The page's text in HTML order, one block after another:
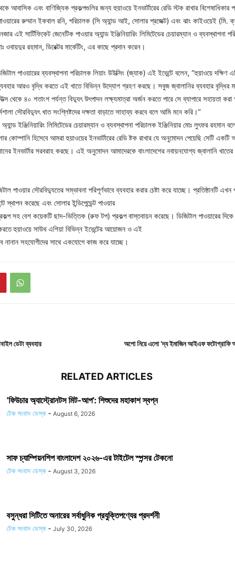
আবাসিক এবং বাণিজ্যিক প্রকল্পগুলির জন্য হুয়াওয়ে ইনভার্টারের রেডি স্টক রাখার বিশেষাধিকার
রুম্মান ইকবাল রনি, পরিচালক (সি অ্যান্ড আই, সোলার প্রজেক্ট) এবং ঝাং কাইওয়েই (মি.
এই সার্টিফিকেট জেনেটিক পাওয়ার অ্যান্ড ইঞ্জিনিয়ারিং লিমিটেডের চেয়ারম্যান ও ব্যবস্থাপনা
রহমান, ডিরেক্টর মার্কেটিং, এর কাছে প্রদান করেন।
পাওয়ারের ব্যবস্থাপনা পরিচালক লিয়াং উইক্সিং (জ্যাক) এই ইভেন্টে বলেন, “হুয়াওয়ে দক্ষিণ
আরও বৃদ্ধি করতে এই খাতে বিভিন্ন উদ্যোগ গ্রহণ করছে। সবুজ জ্বালানির ব্যবহার বৃদ্ধির
থেকে ৪০ শতাংশ পর্যন্ত বিদ্যুৎ উৎপাদন লক্ষ্যমাত্রা অর্জন করতে পারে সে ব্যাপারে সহায়তা করা
সৌরবিদ্যুৎ খাত সংশ্লিষ্টদের দক্ষতা বাড়াতে সাহায্য করবে বলে আমি মনে করি।”
ইঞ্জিনিয়ারিং লিমিটেডের চেয়ারম্যান ও ব্যবস্থাপনা পরিচালক ইঞ্জিনিয়ার মোঃ লুৎফর রহমান
কোম্পানি হিসেবে আমরা হুয়াওয়ের ইনভার্টারের রেডি ষ্টক রাখার যে অনুমোদন পেয়েছি সেটি একটি
ইনভার্টার সরবরাহ করছে। এই অনুমোদন আমাদেরকে বাংলাদেশের নবায়নযোগ্য জ্বালানি
পাওয়ার সৌরবিদ্যুতের সম্ভাবনা পরিপূর্ণভাবে ব্যবহার করার চেষ্টা করে যাচ্ছে। প্রতিষ্ঠানটি এখন
স্থাপন করেছে এবং সোলার ইন্ডিপেন্ডেন্ট পাওয়ার
সহ বেশ কয়েকটি ছাদ-ভিত্তিক (রুফ টপ) প্রকল্প বাস্তবায়ন করেছে। ডিজিটাল পাওয়ারের দিকে
হুয়াওয়ে সাউথ এশিয়া বিভিন্ন ইভেন্টের আয়োজন ও এই
নানান সহযোগীদের সাথে একযোগে কাজ করে যাচ্ছে।
ডেটা ব্যবহার অপো নিয়ে এলো ‘দ্য ইমাজিন আইএফ ফটোগ্রাফি
RELATED ARTICLES
‘ফিউচার অ্যাস্ট্রোনটস মিট-আপ’: শিশুদের মহাকাশ স্বপ্ন
টেক সংবাদ ডেস্ক - August 6, 2026
সাফ চ্যাম্পিয়নশিপ বাংলাদেশ ২০২৬-এর টাইটেল স্পন্সর টেকনো
টেক সংবাদ ডেস্ক - August 3, 2026
বসুন্ধরা সিটিতে অনারের সর্বাধুনিক প্রযুক্তিপণ্যের প্রদর্শনী
টেক সংবাদ ডেস্ক - July 30, 2026